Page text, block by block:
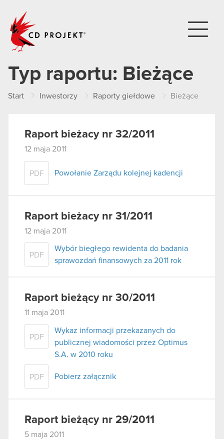
Typ raportu: Bieżące
Start Inwestorzy Raporty giełdowe Bieżące
Raport bieżacy nr 32/2011
12 maja 2011
PDF Powołanie Zarządu kolejnej kadencji
Raport bieżacy nr 31/2011
12 maja 2011
PDF
Wybór biegłego rewidenta do badania
sprawozdań finansowych za 2011 rok
Raport bieżący nr 30/2011
11 maja 2011
PDF
Wykaz informacji przekazanych do
publicznej wiadomości przez Optimus
S.A. w 2010 roku
PDF Pobierz załącznik
Raport bieżący nr 29/2011
5 maja 2011